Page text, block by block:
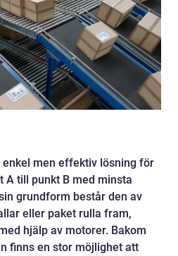
enkel men effektiv lösning för
A till punkt B med minsta
grundform består den av
eller paket rulla fram,
hjälp av motorer. Bakom
finns en stor möjlighet att